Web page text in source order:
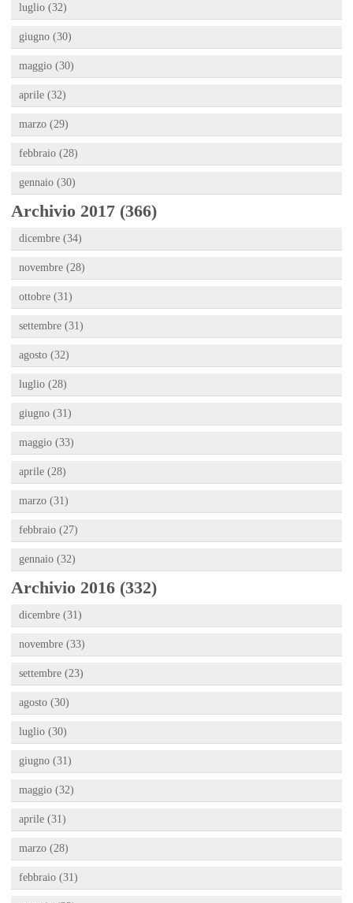
luglio (32)
giugno (30)
maggio (30)
aprile (32)
marzo (29)
febbraio (28)
gennaio (30)
Archivio 2017 (366)
dicembre (34)
novembre (28)
ottobre (31)
settembre (31)
agosto (32)
luglio (28)
giugno (31)
maggio (33)
aprile (28)
marzo (31)
febbraio (27)
gennaio (32)
Archivio 2016 (332)
dicembre (31)
novembre (33)
settembre (23)
agosto (30)
luglio (30)
giugno (31)
maggio (32)
aprile (31)
marzo (28)
febbraio (31)